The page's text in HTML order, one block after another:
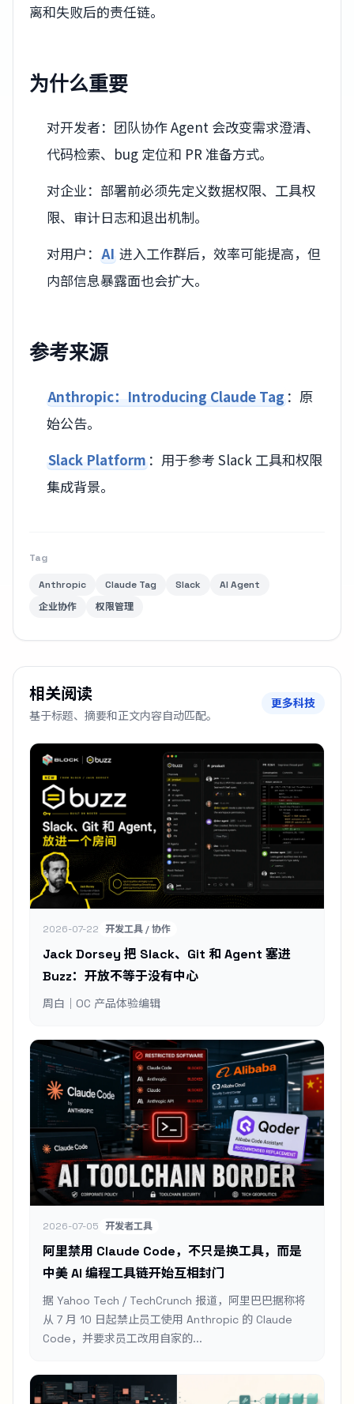
离和失败后的责任链。
为什么重要
对开发者：团队协作 Agent 会改变需求澄清、
代码检索、bug 定位和 PR 准备方式。
对企业：部署前必须先定义数据权限、工具权
限、审计日志和退出机制。
对用户： AI 进入工作群后，效率可能提高，但
内部信息暴露面也会扩大。
参考来源
Anthropic：Introducing Claude Tag ：原
始公告。
Slack Platform ：用于参考 Slack 工具和权限
集成背景。
Tag
Anthropic Claude Tag Slack
AI Agent
企业协作
权限管理
相关阅读
基于标题、摘要和正文内容自动匹配。
更多科技
2026-07-22 开发工具 / 协作
Jack Dorsey 把 Slack、Git 和 Agent 塞进
Buzz：开放不等于没有中心
周白｜OC 产品体验编辑
2026-07-05 开发者工具
阿里禁用 Claude Code，不只是换工具，而是
中美 AI 编程工具链开始互相封门
据 Yahoo Tech / TechCrunch 报道，阿里巴巴据称将
从 7 月 10 日起禁止员工使用 Anthropic 的 Claude
Code，并要求员工改用自家的...